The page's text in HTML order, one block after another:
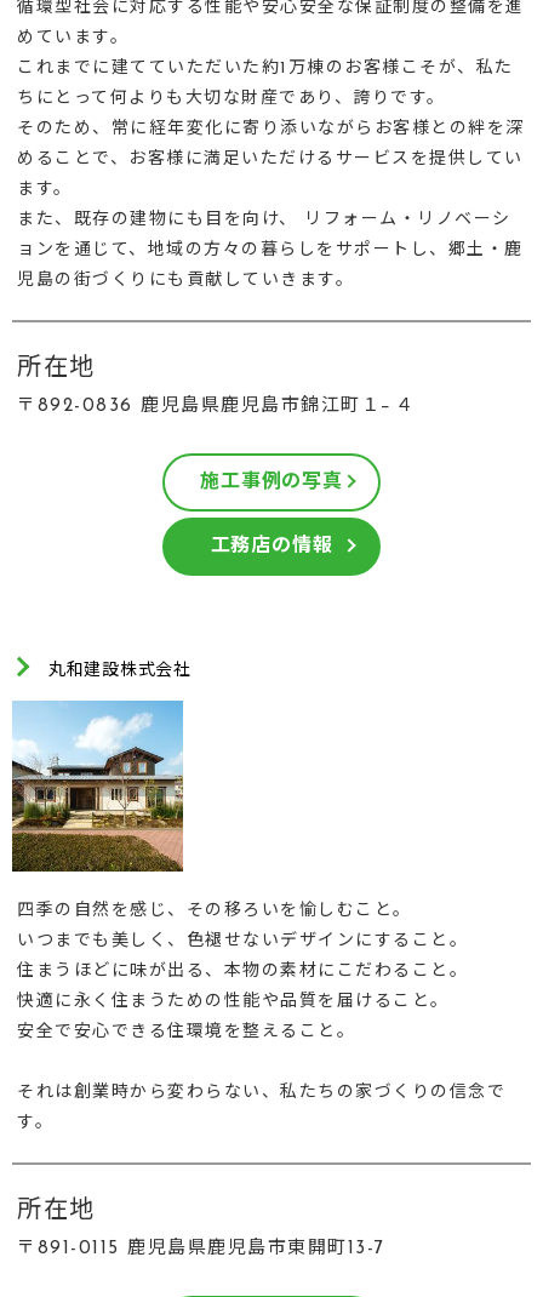
循環型社会に対応する性能や安心安全な保証制度の整備を進
めています。
これまでに建てていただいた約1万棟のお客様こそが、私た
ちにとって何よりも大切な財産であり、誇りです。
そのため、常に経年変化に寄り添いながらお客様との絆を深
めることで、お客様に満足いただけるサービスを提供してい
ます。
また、既存の建物にも目を向け、 リフォーム・リノベーシ
ョンを通じて、地域の方々の暮らしをサポートし、郷土・鹿
児島の街づくりにも貢献していきます。
所在地
〒892-0836 鹿児島県鹿児島市錦江町１−４
施工事例の写真
工務店の情報
丸和建設株式会社
四季の自然を感じ、その移ろいを愉しむこと。
いつまでも美しく、色褪せないデザインにすること。
住まうほどに味が出る、本物の素材にこだわること。
快適に永く住まうための性能や品質を届けること。
安全で安心できる住環境を整えること。
それは創業時から変わらない、私たちの家づくりの信念で
す。
所在地
〒891-0115 鹿児島県鹿児島市東開町13-7